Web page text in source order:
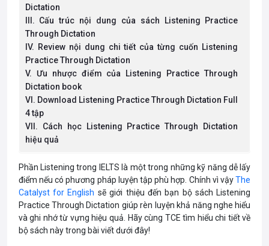
Dictation
III. Cấu trúc nội dung của sách Listening Practice
Through Dictation
IV. Review nội dung chi tiết của từng cuốn Listening
Practice Through Dictation
V. Ưu nhược điểm của Listening Practice Through
Dictation book
VI. Download Listening Practice Through Dictation Full
4 tập
VII. Cách học Listening Practice Through Dictation
hiệu quả
Phần Listening trong IELTS là một trong những kỹ năng dễ lấy
điểm nếu có phương pháp luyện tập phù hợp. Chính vì vậyThe
Catalyst for English sẽ giới thiệu đến bạn bộ sách Listening
Practice Through Dictation giúp rèn luyện khả năng nghe hiểu
và ghi nhớ từ vựng hiệu quả. Hãy cùng TCE tìm hiểu chi tiết về
bộ sách này trong bài viết dưới đây!